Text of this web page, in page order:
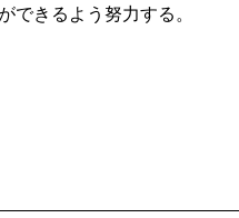
できるよう努力する。